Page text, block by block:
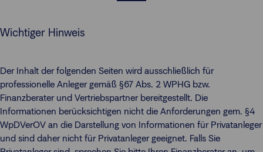
Wichtiger Hinweis
Der Inhalt der folgenden Seiten wird ausschließlich für
professionelle Anleger gemäß §67 Abs. 2 WPHG bzw.
Finanzberater und Vertriebspartner bereitgestellt. Die
Informationen berücksichtigen nicht die Anforderungen gem. §4
WpDVerOV an die Darstellung von Informationen für Privatanleger
und sind daher nicht für Privatanleger geeignet. Falls Sie